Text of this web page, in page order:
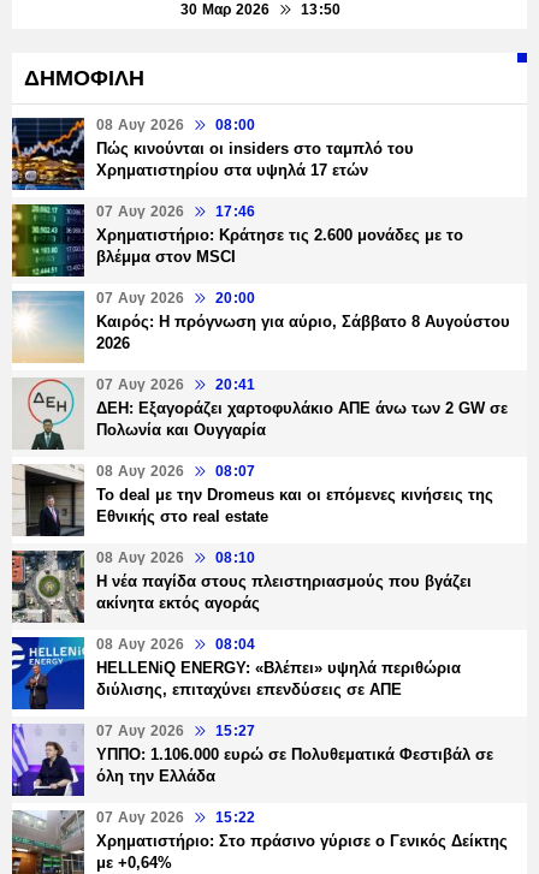
30 Μαρ 2026 13:50
ΔΗΜΟΦΙΛΗ
08 Αυγ 2026 08:00
Πώς κινούνται οι insiders στο ταμπλό του
Χρηματιστηρίου στα υψηλά 17 ετών
07 Αυγ 2026 17:46
Χρηματιστήριο: Κράτησε τις 2.600 μονάδες με το
βλέμμα στον MSCI
07 Αυγ 2026 20:00
Καιρός: Η πρόγνωση για αύριο, Σάββατο 8 Αυγούστου
2026
07 Αυγ 2026 20:41
ΔΕΗ: Εξαγοράζει χαρτοφυλάκιο ΑΠΕ άνω των 2 GW σε
Πολωνία και Ουγγαρία
08 Αυγ 2026 08:07
Το deal με την Dromeus και οι επόμενες κινήσεις της
Εθνικής στο real estate
08 Αυγ 2026 08:10
Η νέα παγίδα στους πλειστηριασμούς που βγάζει
ακίνητα εκτός αγοράς
08 Αυγ 2026 08:04
HELLENiQ ENERGY: «Βλέπει» υψηλά περιθώρια
διύλισης, επιταχύνει επενδύσεις σε ΑΠΕ
07 Αυγ 2026 15:27
ΥΠΠΟ: 1.106.000 ευρώ σε Πολυθεματικά Φεστιβάλ σε
όλη την Ελλάδα
07 Αυγ 2026 15:22
Χρηματιστήριο: Στο πράσινο γύρισε ο Γενικός Δείκτης
με +0,64%